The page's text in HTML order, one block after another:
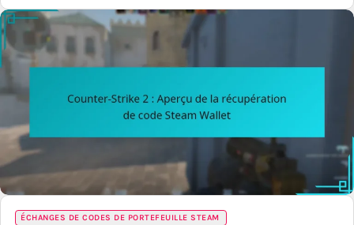
ÉCHANGES DE CODES DE PORTEFEUILLE STEAM